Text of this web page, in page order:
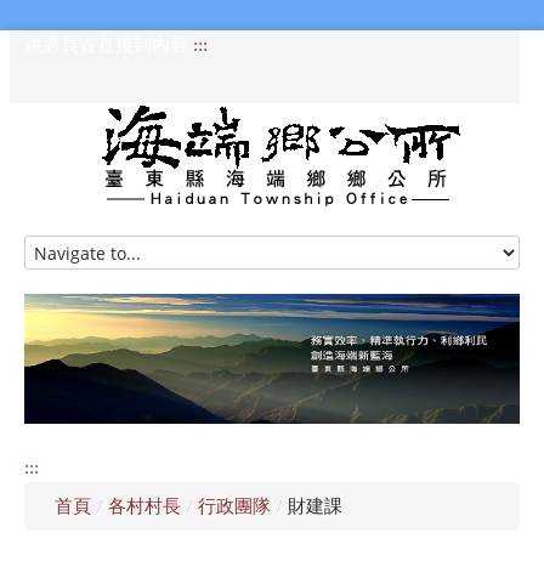
:::
HOME
訊息專區
認識海端
公所介紹
:::
首頁 / 各村村長 / 行政團隊 / 財建課